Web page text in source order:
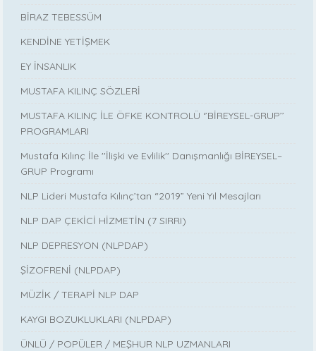
BİRAZ TEBESSÜM
KENDİNE YETİŞMEK
EY İNSANLIK
MUSTAFA KILINÇ SÖZLERİ
MUSTAFA KILINÇ İLE ÖFKE KONTROLÜ ‘’BİREYSEL-GRUP’’
PROGRAMLARI
Mustafa Kılınç İle ''İlişki ve Evlilik'' Danışmanlığı BİREYSEL–
GRUP Programı
NLP Lideri Mustafa Kılınç’tan “2019” Yeni Yıl Mesajları
NLP DAP ÇEKİCİ HİZMETİN (7 SIRRI)
NLP DEPRESYON (NLPDAP)
ŞİZOFRENİ (NLPDAP)
MÜZİK / TERAPİ NLP DAP
KAYGI BOZUKLUKLARI (NLPDAP)
ÜNLÜ / POPÜLER / MEŞHUR NLP UZMANLARI